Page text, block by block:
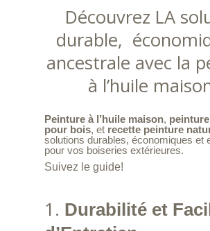
Découvrez LA
durable,
ancestrale avec la
à l’huile
Peinture à l’huile maison,
pour bois, et recette peinture
solutions durables, économiques et
pour vos boiseries extérieures.
Suivez le guide!
1. Durabilité et